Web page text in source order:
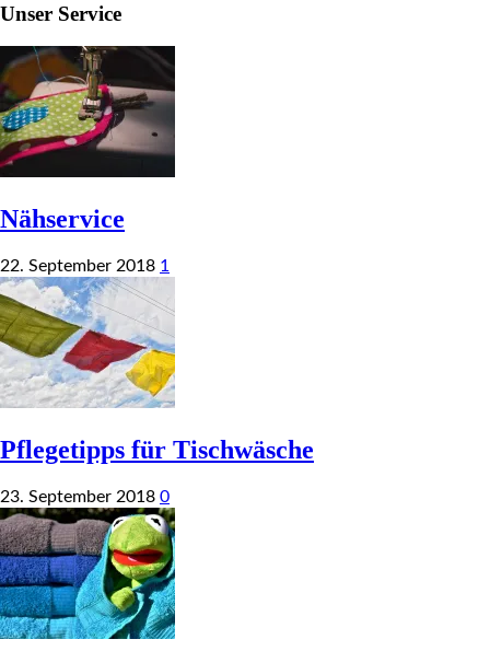
Unser Service
Nähservice
22. September 2018 1
Pflegetipps für Tischwäsche
23. September 2018 0